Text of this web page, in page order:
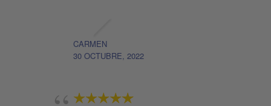
CARMEN
30 OCTUBRE, 2022